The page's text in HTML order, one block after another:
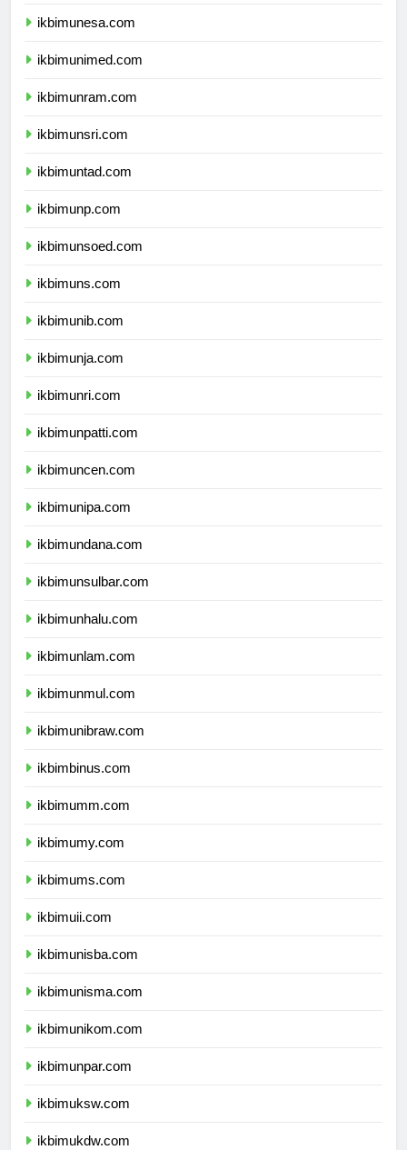
ikbimunesa.com
ikbimunimed.com
ikbimunram.com
ikbimunsri.com
ikbimuntad.com
ikbimunp.com
ikbimunsoed.com
ikbimuns.com
ikbimunib.com
ikbimunja.com
ikbimunri.com
ikbimunpatti.com
ikbimuncen.com
ikbimunipa.com
ikbimundana.com
ikbimunsulbar.com
ikbimunhalu.com
ikbimunlam.com
ikbimunmul.com
ikbimunibraw.com
ikbimbinus.com
ikbimumm.com
ikbimumy.com
ikbimums.com
ikbimuii.com
ikbimunisba.com
ikbimunisma.com
ikbimunikom.com
ikbimunpar.com
ikbimuksw.com
ikbimukdw.com